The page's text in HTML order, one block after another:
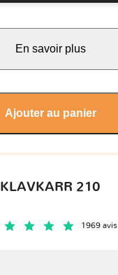
KLAVKARR 210
1969 avis
En savoir plus
Ajouter au panier